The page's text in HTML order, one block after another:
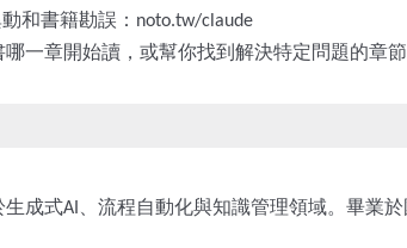
和書籍勘誤： noto.tw/claude
一章開始讀，或幫你找到解決特定問題的章節
生成式AI 、流程自動化與知識管理領域。畢業